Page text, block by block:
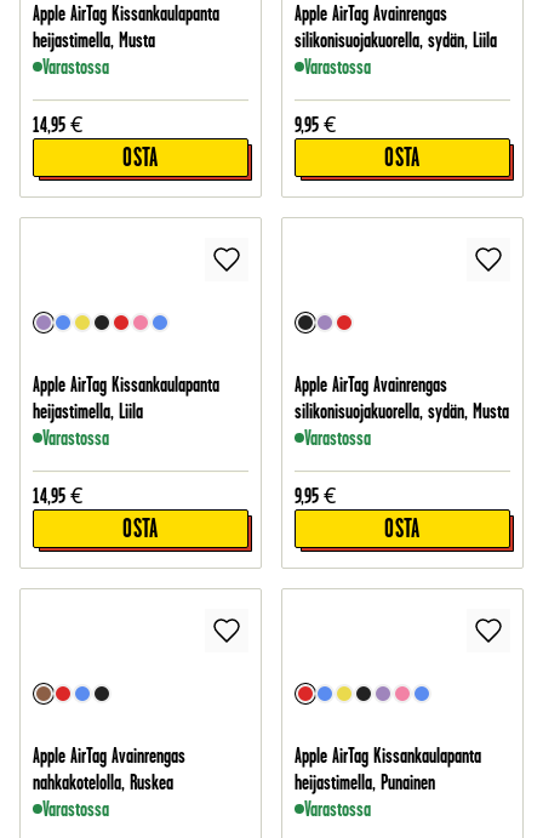
Apple AirTag Kissankaulapanta
heijastimella, Musta
Varastossa
14,95 €
OSTA
Apple AirTag Avainrengas
silikonisuojakuorella, sydän, Liila
Varastossa
9,95 €
OSTA
Apple AirTag Kissankaulapanta
heijastimella, Liila
Varastossa
14,95 €
OSTA
Apple AirTag Avainrengas
silikonisuojakuorella, sydän, Musta
Varastossa
9,95 €
OSTA
Apple AirTag Avainrengas
nahkakotelolla, Ruskea
Varastossa
Apple AirTag Kissankaulapanta
heijastimella, Punainen
Varastossa